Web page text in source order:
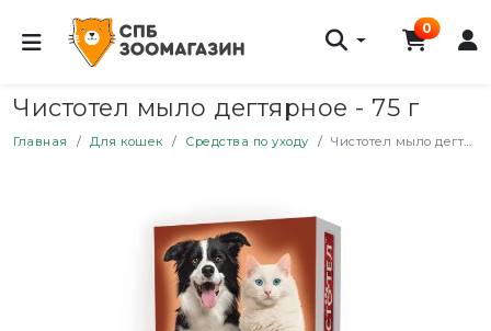
0
Чистотел мыло дегтярное - 75 г
Главная Для кошек Средства по уходу Чистотел мыло дегтярное - 75 г